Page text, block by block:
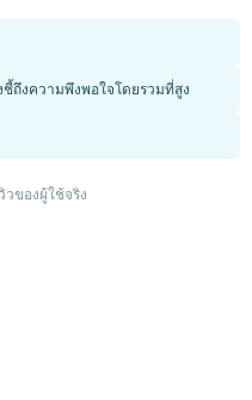
ถึงความพึงพอใจโดยรวมที่สูง
ของผู้ใช้จริง